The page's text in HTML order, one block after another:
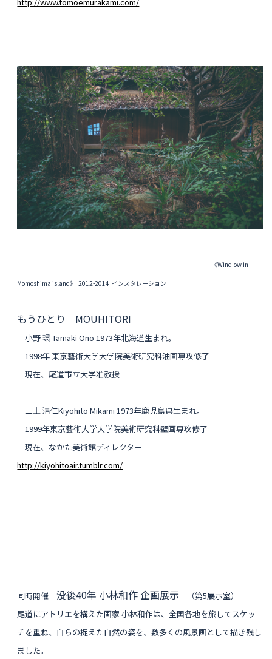
《Wind-ow in
Momoshima island》 2012-2014 インスタレーション
もうひとり MOUHITORI
小野 環 Tamaki Ono 1973年北海道生まれ。
1998年 東京藝術大学大学院美術研究科油画専攻修了
現在、尾道市立大学准教授
三上 清仁Kiyohito Mikami 1973年鹿児島県生まれ。
1999年東京藝術大学大学院美術研究科壁画専攻修了
現在、なかた美術館ディレクター
http://kiyohitoair.tumblr.com/
同時開催 没後40年 小林和作 企画展示 （第5展示室）
尾道にアトリエを構えた画家 小林和作は、全国各地を旅してスケッ
チを重ね、自らの捉えた自然の姿を、数多くの風景画として描き残し
ました。